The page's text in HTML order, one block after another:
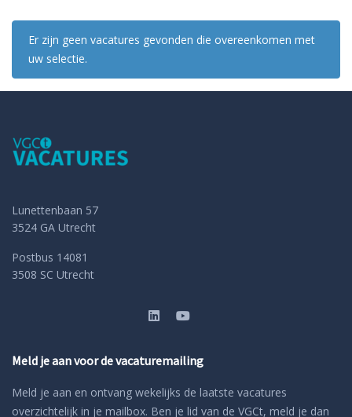
Er zijn geen vacatures gevonden die overeenkomen met
uw selectie.
Lunettenbaan 57
3524 GA Utrecht
Postbus 14081
3508 SC Utrecht
Meld je aan voor de vacaturemailing
Meld je aan en ontvang wekelijks de laatste vacatures
overzichtelijk in je mailbox. Ben je lid van de VGCt, meld je dan